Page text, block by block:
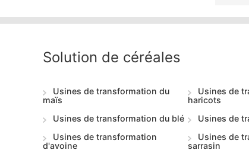
Solution de céréales
Usines de transformation du
maïs
Usines de
haricots
Usines de transformation du blé
Usines de
Usines de transformation
d'avoine
Usines de
sarrasin